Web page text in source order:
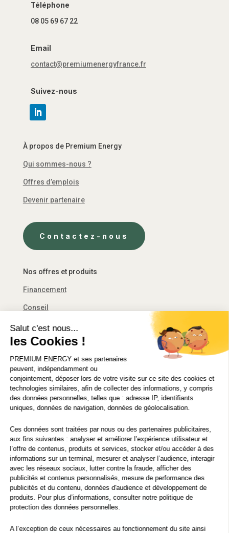
Salut c'est nous...
les Cookies !
PREMIUM ENERGY et ses partenaires
peuvent, indépendamment ou
conjointement, déposer lors de votre visite sur ce site des cookies et
technologies similaires, afin de collecter des informations, y compris
des données personnelles, telles que : adresse IP, identifiants
uniques, données de navigation, données de géolocalisation.
Ces données sont traitées par nous ou des partenaires publicitaires,
aux fins suivantes : analyser et améliorer l’expérience utilisateur et
l’offre de contenus, produits et services, stocker et/ou accéder à des
informations sur un terminal, mesurer et analyser l’audience, interagir
avec les réseaux sociaux, lutter contre la fraude, afficher des
publicités et contenus personnalisés, mesure de performance des
publicités et du contenu, données d'audience et développement de
produits. Pour plus d’informations, consulter notre politique de
protection des données personnelles.
A l’exception de ceux nécessaires au fonctionnement du site ainsi
Téléphone
08 05 69 67 22
Email
contact@premiumenergyfrance.fr
Suivez-nous
À propos de Premium Energy
Qui sommes-nous ?
Offres d’emplois
Devenir partenaire
Contactez-nous
Nos offres et produits
Financement
Conseil
Décret tertiaire
Financement
Solutions d’économie d’énergie
© 2021 PREMIUM ENERGY FRANCE
CGU|Mentions légales |Politique de vie privée